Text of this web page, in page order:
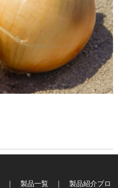
｜ 製品一覧 ｜ 製品紹介ブロ